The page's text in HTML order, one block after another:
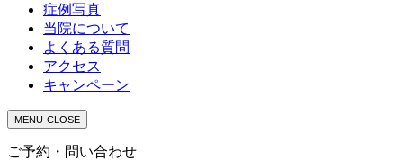
症例写真
当院について
よくある質問
アクセス
キャンペーン
MENU CLOSE
ご予約・問い合わせ